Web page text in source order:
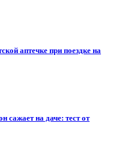
аптечке при поездке на
сажает на даче: тест от